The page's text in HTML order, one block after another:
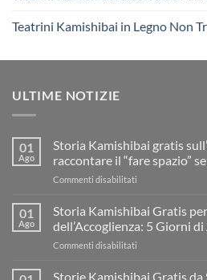
Teatrini Kamishibai in Legno Non
ULTIME NOTIZIE
01
Ago
Storia Kamishibai gratis
raccontare il “fare spazio”
Commenti disabilitati
Kamishibai
gratis
sull’Accoglienza:
il
01
Ago
Storia Kamishibai Gratis
dell’Accoglienza: 5 Giorni
Commenti disabilitati
Kamishibai
Storie Kamishibai Gratis da